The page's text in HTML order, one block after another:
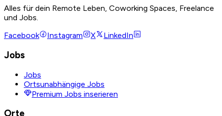
Alles für dein Remote Leben, Coworking Spaces, Freelance
und Jobs.
Facebook
Instagram X LinkedIn
Jobs
Jobs
Ortsunabhängige Jobs
Premium Jobs inserieren
Orte